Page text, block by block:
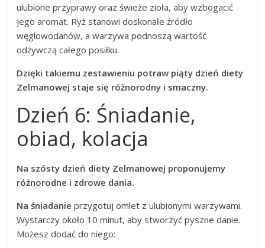
ulubione przyprawy oraz świeże zioła, aby wzbogacić
jego aromat. Ryż stanowi doskonałe źródło
węglowodanów, a warzywa podnoszą wartość
odżywczą całego posiłku.
Dzięki takiemu zestawieniu potraw piąty dzień diety
Zelmanowej staje się różnorodny i smaczny.
Dzień 6: Śniadanie,
obiad, kolacja
Na szósty dzień diety Zelmanowej proponujemy
różnorodne i zdrowe dania.
Na śniadanie przygotuj omlet z ulubionymi warzywami.
Wystarczy około 10 minut, aby stworzyć pyszne danie.
Możesz dodać do niego: